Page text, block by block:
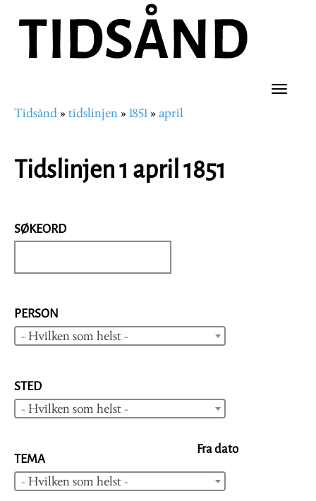
hovedinnhold
Toggle
Navigasjonssti
Tidsånd tidslinjen 1851 april
Tidslinjen 1 april 1851
SØKEORD
PERSON
- Hvilken som helst -
STED
- Hvilken som helst -
TEMA
- Hvilken som helst -
Fra dato